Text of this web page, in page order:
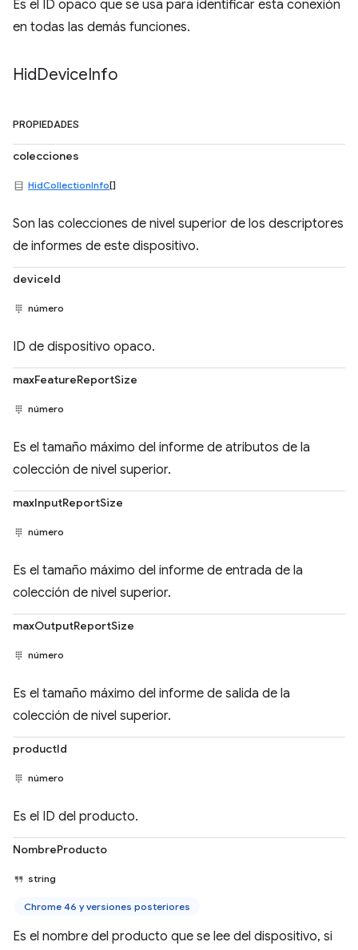
Es el ID opaco que se usa para identificar esta conexión
en todas las demás funciones.
HidDeviceInfo
PROPIEDADES
colecciones
HidCollectionInfo[]
Son las colecciones de nivel superior de los descriptores
de informes de este dispositivo.
deviceId
número
ID de dispositivo opaco.
maxFeatureReportSize
número
Es el tamaño máximo del informe de atributos de la
colección de nivel superior.
maxInputReportSize
número
Es el tamaño máximo del informe de entrada de la
colección de nivel superior.
maxOutputReportSize
número
Es el tamaño máximo del informe de salida de la
colección de nivel superior.
productId
número
Es el ID del producto.
NombreProducto
string
Chrome 46 y versiones posteriores
Es el nombre del producto que se lee del dispositivo, si